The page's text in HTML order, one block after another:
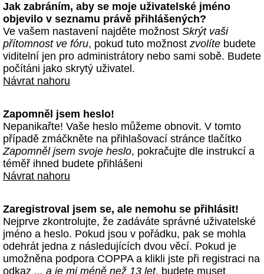
Jak zabráním, aby se moje uživatelské jméno
objevilo v seznamu právě přihlášených?
Ve vašem nastavení najděte možnost Skrýt vaši
přítomnost ve fóru, pokud tuto možnost zvolíte budete
viditelní jen pro administrátory nebo sami sobě. Budete
počítáni jako skrytý uživatel.
Návrat nahoru
Zapomněl jsem heslo!
Nepanikařte! Vaše heslo můžeme obnovit. V tomto
případě zmáčkněte na přihlašovací stránce tlačítko
Zapomněl jsem svoje heslo, pokračujte dle instrukcí a
téměř ihned budete přihlášeni
Návrat nahoru
Zaregistroval jsem se, ale nemohu se přihlásit!
Nejprve zkontrolujte, že zadáváte správné uživatelské
jméno a heslo. Pokud jsou v pořádku, pak se mohla
odehrát jedna z následujících dvou věcí. Pokud je
umožněna podpora COPPA a klikli jste při registraci na
odkaz ... a je mi méně než 13 let, budete muset